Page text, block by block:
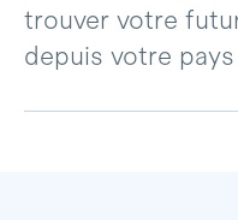
trouver votre
depuis votre pays